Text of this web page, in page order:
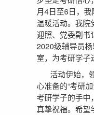
月4日至6日，
温暖活动。我院
迎照、党委副书
2020级辅导员
室，为考研学子
活动伊始，
心准备的“考研
考研学子的手中
真挚祝福。希望